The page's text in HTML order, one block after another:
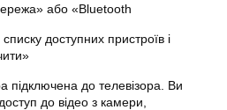
або «Bluetooth
доступних пристроїв і
підключена до телевізора. Ви
до відео з камери,